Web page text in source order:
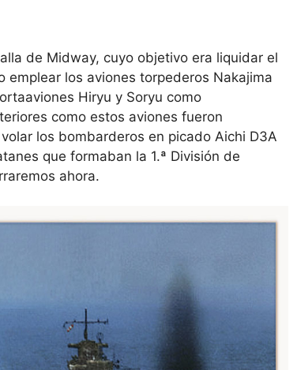
de Midway, cuyo objetivo era liquidar el
los aviones torpederos Nakajima
Hiryu y Soryu como
como estos aviones fueron
los bombarderos en picado Aichi D3A
que formaban la 1.ª División de
ahora.